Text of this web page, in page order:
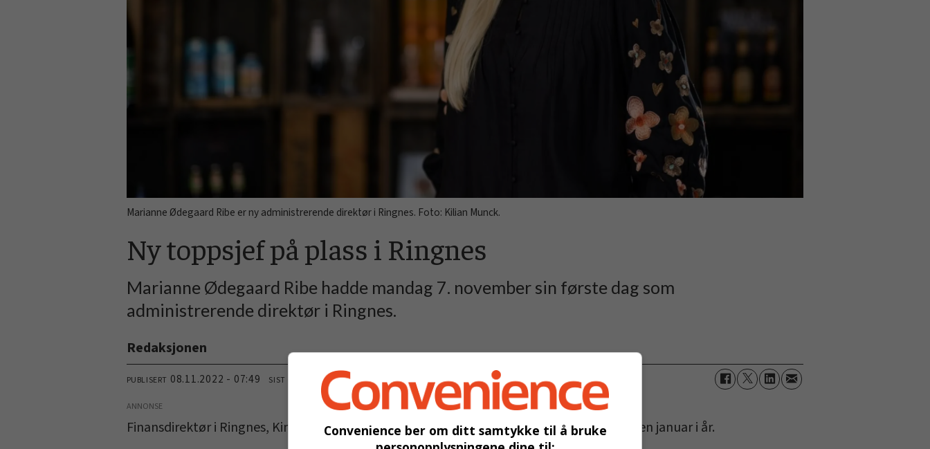
Marianne Ødegaard Ribe er ny administrerende direktør i Ringnes. Foto: Kilian Munck.
Ny toppsjef på plass i Ringnes
Marianne Ødegaard Ribe hadde mandag 7. november sin første dag som
administrerende direktør i Ringnes.
Redaksjonen
PUBLISERT 08.11.2022 - 07:49 SIST OPPDATERT 08.11.2022 - 10:29
ANNONSE
­Finansdirektør i Ringnes, Kim Rolf, har hatt rollen som fungerende leder av selskapet siden januar i år.
Convenience ber om ditt samtykke til å bruke